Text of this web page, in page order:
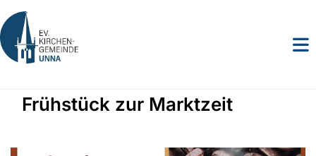
Frühstück zur Marktzeit